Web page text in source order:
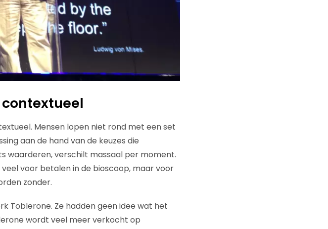
Mensen lopen niet rond met een set
aan de hand van de keuzes die
waarderen, verschilt massaal per moment.
voor betalen in de bioscoop, maar voor
zonder.
Toblerone. Ze hadden geen idee wat het
wordt veel meer verkocht op